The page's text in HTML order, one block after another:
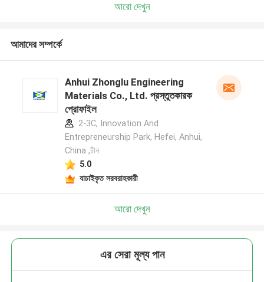
আরো দেখুন
আমাদের সম্পর্কে
Anhui Zhonglu Engineering
Materials Co., Ltd. প্রস্তুতকারক
প্রোফাইল
2-3C, Innovation And
Entrepreneurship Park, Hefei, Anhui,
China ,চীন
5.0
যাচাইকৃত সরবরাহকারী
আরো দেখুন
এর সেরা মূল্য পান